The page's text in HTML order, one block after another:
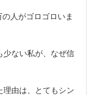
の人がゴロゴロいま
少ない私が、なぜ信
理由は、とてもシン